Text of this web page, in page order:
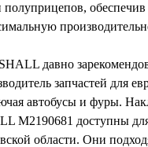
обеспечив
давно
запчастей для
автобусы и фуры.
M2190681 доступны для
области. Они